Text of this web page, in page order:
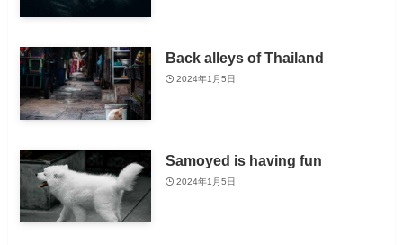
Back alleys of Thailand
2024年1月5日
Samoyed is having fun
2024年1月5日